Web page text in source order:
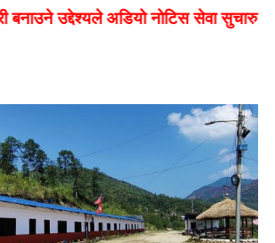
उद्देश्यले अडियो नोटिस सेवा सुचारु